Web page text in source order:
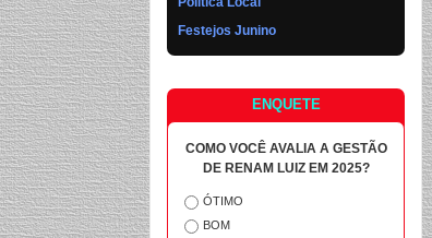
Festejos Junino
ENQUETE
COMO VOCÊ AVALIA A GESTÃO
DE RENAM LUIZ EM 2025?
ÓTIMO
BOM